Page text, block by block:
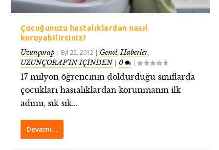
Çocuğunuzu hastalıklardan nasıl
koruyabilirsiniz?
Uzunçorap | Eyl 25, 2012 | Genel,Haberler,
UZUNÇORAP’IN İÇİNDEN| 0 |
17 milyon öğrencinin doldurduğu sınıflarda
çocukları hastalıklardan korunmanın ilk
adımı, sık sık...
Devamı…